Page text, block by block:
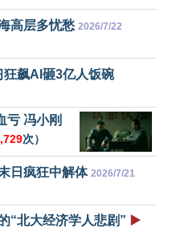
高层多忧愁 2026/7/22
飙AI砸3亿人饭碗
亏 冯小刚
次）
日疯狂中解体 2026/7/21
“北大经济学人悲剧” ▶️